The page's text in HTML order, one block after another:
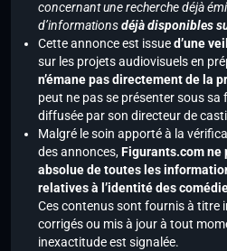
concernant une recherche déjà
d’informationsdéjà disponibles
Cette annonce est issued’une
sur les projets audiovisuels en
n’émane pas directement de la
peut ne pas se présenter sous sa
diffusée par son directeur de
Malgré le soin apporté à la
des annonces,Figurants.com ne
absolue de toutes les
relatives à l’identité des
Ces contenus sont fournis à titre
corrigés ou mis à jour à tout
inexactitude est signalée.